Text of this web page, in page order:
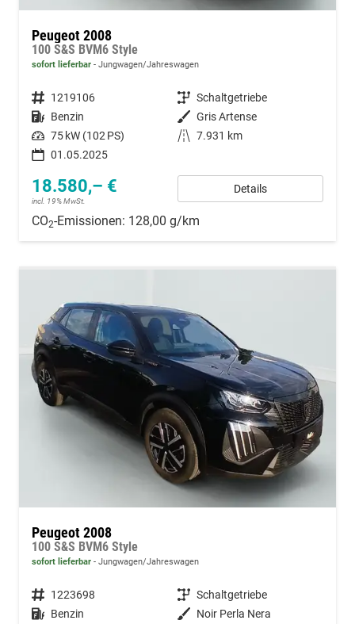
Peugeot 2008
100 S&S BVM6 Style
sofort lieferbar Jungwagen/Jahreswagen
Fahrzeugnummer 1219106 Getriebe Schaltgetriebe
Kraftstoff Benzin Außenfarbe Gris Artense
Leistung 75 kW (102 PS) Kilometerstand 7.931 km
01.05.2025
18.580,– €
incl. 19% MwSt.
Details
CO2-Emissionen: 128,00 g/km
Peugeot 2008
100 S&S BVM6 Style
sofort lieferbar Jungwagen/Jahreswagen
Fahrzeugnummer 1223698 Getriebe Schaltgetriebe
Kraftstoff Benzin Außenfarbe Noir Perla Nera